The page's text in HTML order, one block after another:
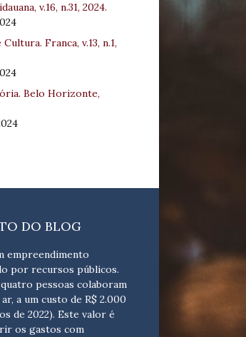
v.16, n.31, 2024.
Franca, v.13, n.1,
Belo Horizonte,
DO BLOG
empreendimento
por recursos públicos.
pessoas colaboram
a um custo de R$ 2.000
de 2022). Este valor é
os gastos com